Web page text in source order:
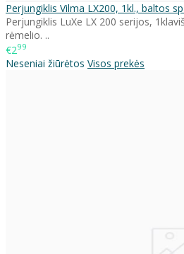
Perjungiklis Vilma LX200, 1kl., baltos
Perjungiklis LuXe LX 200 serijos,
rėmelio. ..
€299
Neseniai žiūrėtos Visos prekės